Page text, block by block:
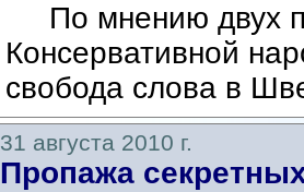
По мнению двух
Консервативной
свобода слова в
31 августа 2010 г.
Пропажа